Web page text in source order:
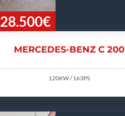
28.500€
MERCEDES-BENZ C 200
120KW / 163PS